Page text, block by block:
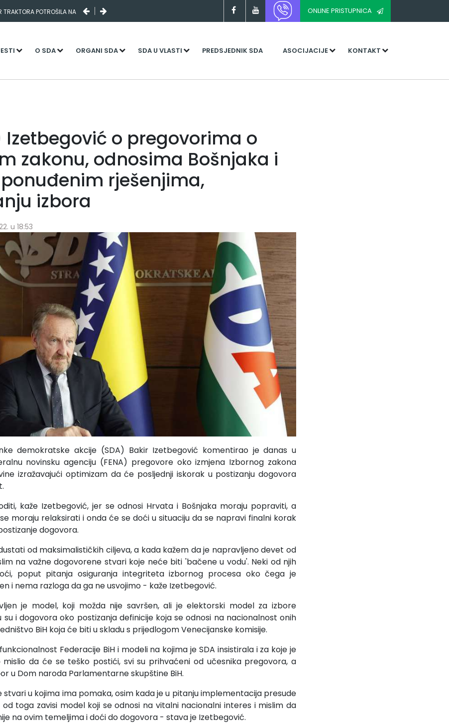
POTROŠILA NA
ONLINE PRISTUPNICA
O SDA ORGANI SDA SDA U VLASTI PREDSJEDNIK SDA ASOCIJACIJE KONTAKT
Izetbegović o pregovorima o
zakonu, odnosima Bošnjaka i
rješenjima,
izbora
u 18:53
demokratske akcije (SDA) Bakir Izetbegović komentirao je danas u
novinsku agenciju (FENA) pregovore oko izmjena Izbornog zakona
izražavajući optimizam da će posljednji iskorak u postizanju dogovora
kaže Izetbegović, jer se odnosi Hrvata i Bošnjaka moraju popraviti, a
moraju relaksirati i onda će se doći u situaciju da se napravi finalni korak
dogovora.
od maksimalističkih ciljeva, a kada kažem da je napravljeno devet od
na važne dogovorene stvari koje neće biti 'bačene u vodu'. Neki od njih
poput pitanja osiguranja integriteta izbornog procesa oko čega je
i nema razloga da ga ne usvojimo - kaže Izetbegović.
je model, koji možda nije savršen, ali je elektorski model za izbore
su i dogovora oko postizanja definicije koja se odnosi na nacionalnost onih
BiH koja će biti u skladu s prijedlogom Venecijanske komisije.
Federacije BiH i modeli na kojima je SDA insistirala i za koje je
mislio da će se teško postići, svi su prihvaćeni od učesnika pregovora, a
u Dom naroda Parlamentarne skupštine BiH.
stvari u kojima ima pomaka, osim kada je u pitanju implementacija presude
od toga zavisi model koji se odnosi na vitalni nacionalni interes i mislim da
na ovim temeljima i doći do dogovora - stava je Izetbegović.